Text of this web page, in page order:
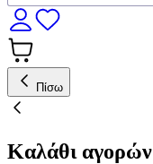
Πίσω
Καλάθι αγορών